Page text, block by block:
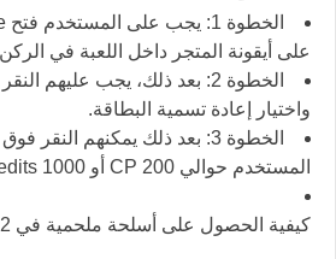
على أيقونة المتجر داخل اللعبة في
الخطوة 2: بعد ذلك، يجب عليهم
واختيار إعادة تسمية البطاقة.
الخطوة 3: بعد ذلك يمكنهم
المستخدم حوالي 200 CP أو 1000 Credits.
كيفية الحصول على أسلحة ملحمية في Call of Duty 2022